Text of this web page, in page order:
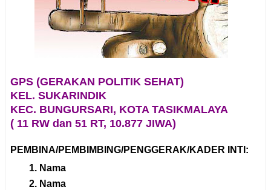
GPS (GERAKAN POLITIK SEHAT)
KEL. SUKARINDIK
KEC. BUNGURSARI, KOTA TASIKMALAYA
( 11 RW dan 51 RT, 10.877 JIWA)
PEMBINA/PEMBIMBING/PENGGERAK/KADER INTI:
Nama
Nama